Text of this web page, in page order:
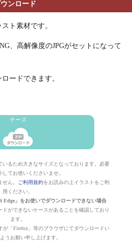
ンロード
ト素材です。
、高解像度のJPGがセットになって
ードできます。
チーズ
るため大きなサイズとなっております。必要
してお使いくださいませ。
ん。
ご利用規約をお読みの上イラストをご利
用ください。
Edge」をお使いでダウンロードできない場合
ドができないケースがあることを確認しており
ます。
が「Firefox」等のブラウザにてダウンロードい
うお願い申し上げます。